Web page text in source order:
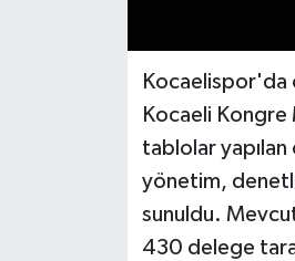
Kocaelispor'da
Kocaeli
tablolar
yönetim,
sunuldu.
430 delege